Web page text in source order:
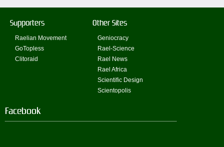
Supporters
Raelian Movement
GoTopless
Clitoraid
Other Sites
Geniocracy
Rael-Science
Rael News
Rael Africa
Scientific Design
Scientopolis
Facebook